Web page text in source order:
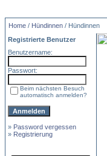
Home / Hündinnen / Hündinnen
Registrierte Benutzer
Benutzername:
Passwort:
Beim nächsten Besuch
automatisch anmelden?
» Password vergessen
» Registrierung